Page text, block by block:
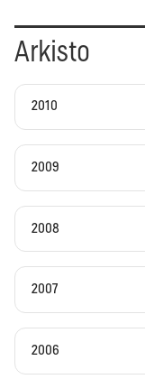
Arkisto
2010
2009
2008
2007
2006